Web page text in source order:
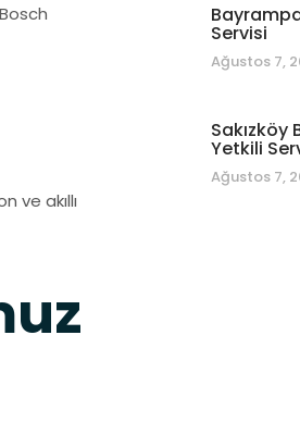
ve akıllı
Servisi
Ağustos 7,
Sakızköy
Yetkili
Ağustos 7,